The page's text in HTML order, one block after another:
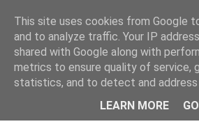
TRENDING
This site uses cookies from Google
and to analyze traffic. Your IP
shared with Google along with
metrics to ensure quality of service,
statistics, and to detect and address
LEARN MORE